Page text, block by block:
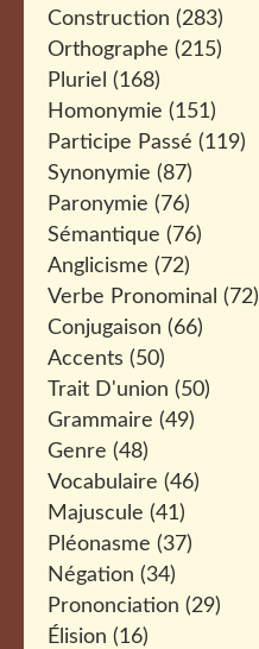
Construction (283)
Orthographe (215)
Pluriel (168)
Homonymie (151)
Participe Passé (119)
Synonymie (87)
Paronymie (76)
Sémantique (76)
Anglicisme (72)
Verbe Pronominal (72)
Conjugaison (66)
Accents (50)
Trait D'union (50)
Grammaire (49)
Genre (48)
Vocabulaire (46)
Majuscule (41)
Pléonasme (37)
Négation (34)
Prononciation (29)
Élision (16)